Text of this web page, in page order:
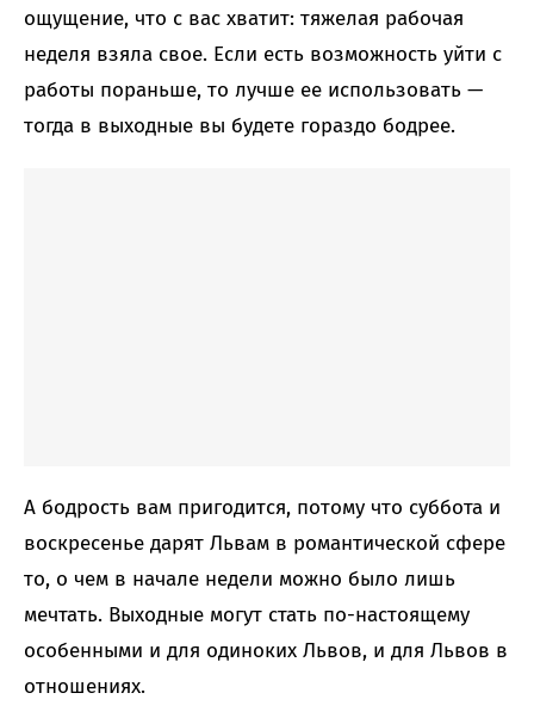
ощущение, что с вас хватит: тяжелая рабочая
неделя взяла свое. Если есть возможность уйти с
работы пораньше, то лучше ее использовать —
тогда в выходные вы будете гораздо бодрее.
А бодрость вам пригодится, потому что суббота и
воскресенье дарят Львам в романтической сфере
то, о чем в начале недели можно было лишь
мечтать. Выходные могут стать по-настоящему
особенными и для одиноких Львов, и для Львов в
отношениях.